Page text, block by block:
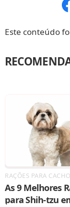
Este conteúdo
RAÇÕES PARA
As 9 Melhores
para Shih-tzu